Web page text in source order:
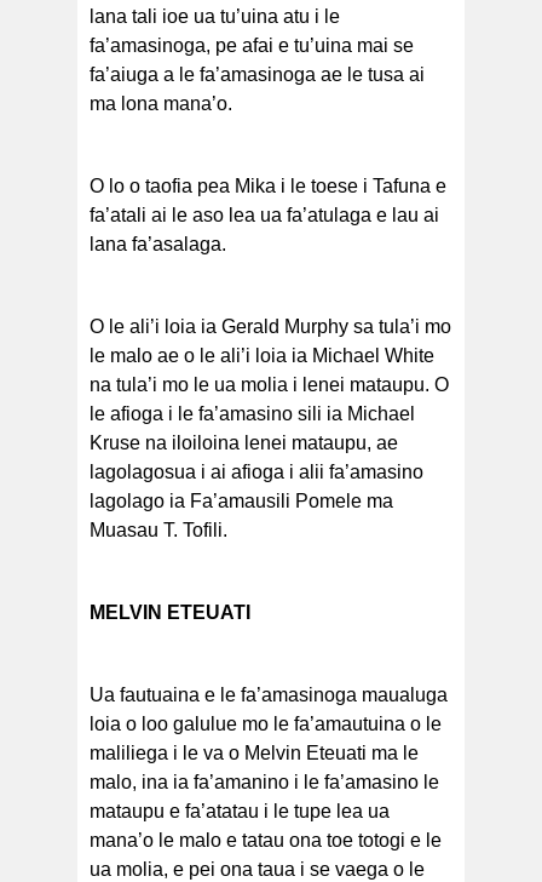
lana tali ioe ua tu’uina atu i le
fa’amasinoga, pe afai e tu’uina mai se
fa’aiuga a le fa’amasinoga ae le tusa ai
ma lona mana’o.
O lo o taofia pea Mika i le toese i Tafuna e
fa’atali ai le aso lea ua fa’atulaga e lau ai
lana fa’asalaga.
O le ali’i loia ia Gerald Murphy sa tula’i mo
le malo ae o le ali’i loia ia Michael White
na tula’i mo le ua molia i lenei mataupu. O
le afioga i le fa’amasino sili ia Michael
Kruse na iloiloina lenei mataupu, ae
lagolagosua i ai afioga i alii fa’amasino
lagolago ia Fa’amausili Pomele ma
Muasau T. Tofili.
MELVIN ETEUATI
Ua fautuaina e le fa’amasinoga maualuga
loia o loo galulue mo le fa’amautuina o le
maliliega i le va o Melvin Eteuati ma le
malo, ina ia fa’amanino i le fa’amasino le
mataupu e fa’atatau i le tupe lea ua
mana’o le malo e tatau ona toe totogi e le
ua molia, e pei ona taua i se vaega o le